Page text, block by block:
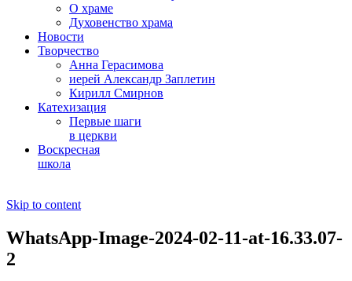
О храме
Духовенство храма
Новости
Творчество
Анна Герасимова
иерей Александр Заплетин
Кирилл Смирнов
Катехизация
Первые шаги
в церкви
Воскресная
школа
Skip to content
WhatsApp-Image-2024-02-11-at-16.33.07-
2